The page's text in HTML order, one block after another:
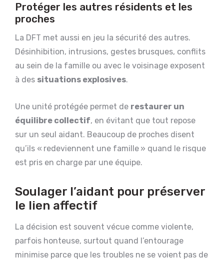
Protéger les autres résidents et les
proches
La DFT met aussi en jeu la sécurité des autres.
Désinhibition, intrusions, gestes brusques, conflits
au sein de la famille ou avec le voisinage exposent
à des situations explosives.
Une unité protégée permet de restaurer un
équilibre collectif, en évitant que tout repose
sur un seul aidant. Beaucoup de proches disent
qu’ils « redeviennent une famille » quand le risque
est pris en charge par une équipe.
Soulager l’aidant pour préserver
le lien affectif
La décision est souvent vécue comme violente,
parfois honteuse, surtout quand l’entourage
minimise parce que les troubles ne se voient pas de